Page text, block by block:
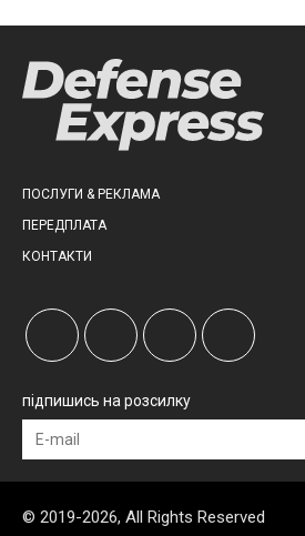
ПОСЛУГИ & РЕКЛАМА
ПЕРЕДПЛАТА
КОНТАКТИ
підпишись на розсилку
© 2019-2026, All Rights Reserved